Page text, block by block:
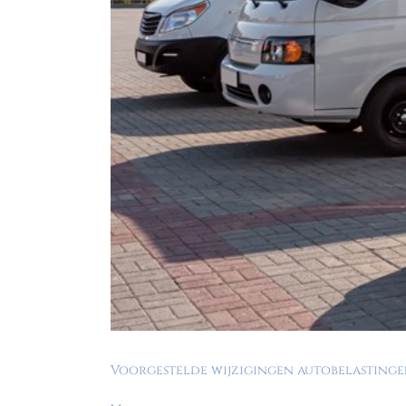
Voorgestelde wijzigingen